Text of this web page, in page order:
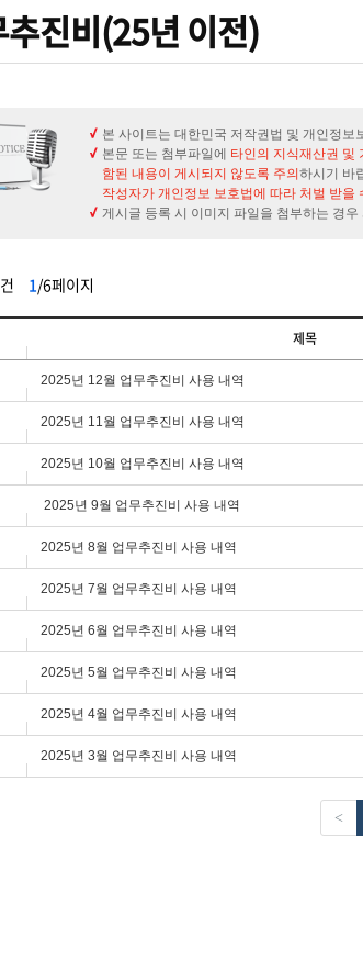
추진비(25년 이전)
본 사이트는 대한민국 저작권법 및 개인정보
본문 또는 첨부파일에 타인의 지식재산권 및
함된 내용이 게시되지 않도록 주의하시기 바
작성자가 개인정보 보호법에 따라 처벌 받을
게시글 등록 시 이미지 파일을 첨부하는 경
건 1 /6페이지
제목
2025년 12월 업무추진비 사용 내역
2025년 11월 업무추진비 사용 내역
2025년 10월 업무추진비 사용 내역
2025년 9월 업무추진비 사용 내역
2025년 8월 업무추진비 사용 내역
2025년 7월 업무추진비 사용 내역
2025년 6월 업무추진비 사용 내역
2025년 5월 업무추진비 사용 내역
2025년 4월 업무추진비 사용 내역
2025년 3월 업무추진비 사용 내역
<